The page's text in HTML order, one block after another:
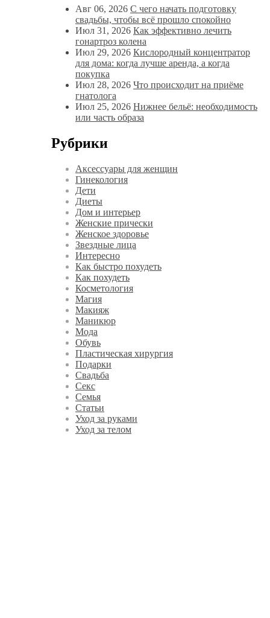
Авг 06, 2026 С чего начать подготовку
свадьбы, чтобы всё прошло спокойно
Июл 31, 2026 Как эффективно лечить
гонартроз колена
Июл 29, 2026 Кислородный концентратор
для дома: когда лучше аренда, а когда
покупка
Июл 28, 2026 Что происходит на приёме
гнатолога
Июл 25, 2026 Нижнее бельё: необходимость
или часть образа
Рубрики
Аксессуары для женщин
Гинекология
Дети
Диеты
Дом и интерьер
Женские прически
Женское здоровье
Звездные лица
Интересно
Как быстро похудеть
Как похудеть
Косметология
Магия
Макияж
Маникюр
Мода
Обувь
Пластическая хирургия
Подарки
Свадьба
Секс
Семья
Статьи
Уход за руками
Уход за телом